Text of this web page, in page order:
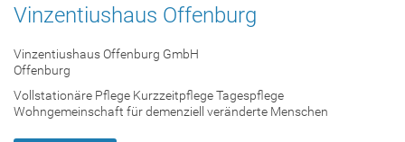
Vinzentiushaus Offenburg
Vinzentiushaus Offenburg GmbH
Offenburg
Vollstationäre Pflege Kurzzeitpflege Tagespflege
Wohngemeinschaft für demenziell veränderte Menschen